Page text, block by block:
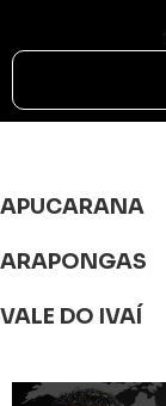
APUCARANA
ARAPONGAS
VALE DO IVAÍ